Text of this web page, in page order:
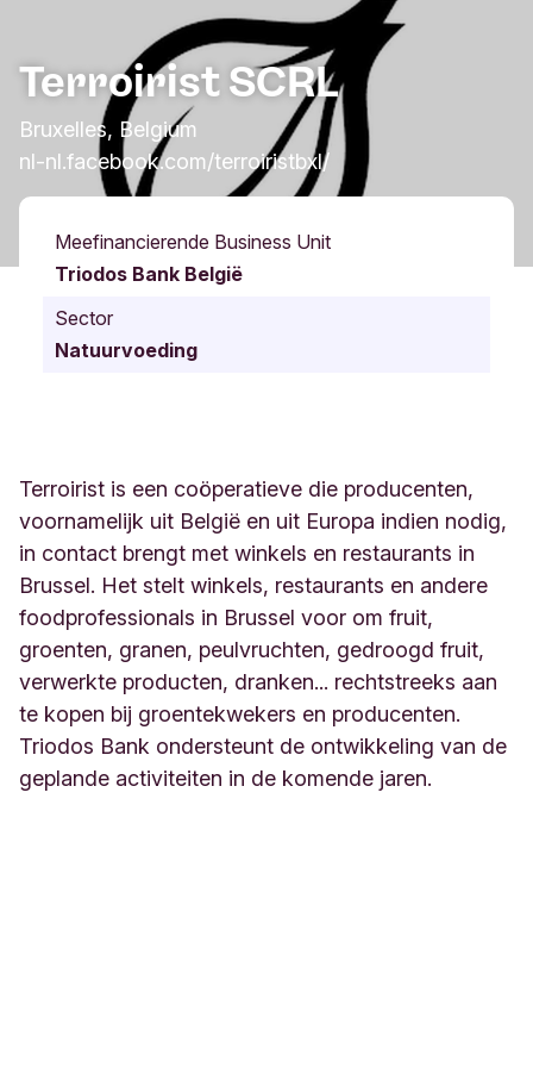
Terroirist SCRL
Bruxelles, Belgium
nl-nl.facebook.com/terroiristbxl/
Meefinancierende Business Unit
Triodos Bank België
Sector
Natuurvoeding
Terroirist is een coöperatieve die producenten,
voornamelijk uit België en uit Europa indien nodig,
in contact brengt met winkels en restaurants in
Brussel. Het stelt winkels, restaurants en andere
foodprofessionals in Brussel voor om fruit,
groenten, granen, peulvruchten, gedroogd fruit,
verwerkte producten, dranken... rechtstreeks aan
te kopen bij groentekwekers en producenten.
Triodos Bank ondersteunt de ontwikkeling van de
geplande activiteiten in de komende jaren.